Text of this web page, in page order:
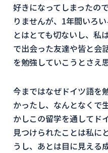
好きになってしまったの
りませんが、1年間いろ
とはとても切ないし、私
で出会った友達や皆と会
を勉強していこうとさえ
今まではなぜドイツ語を
かったし、なんとなくで
かしこの留学を通してド
見つけられたことは私に
うし、あとは目に見える